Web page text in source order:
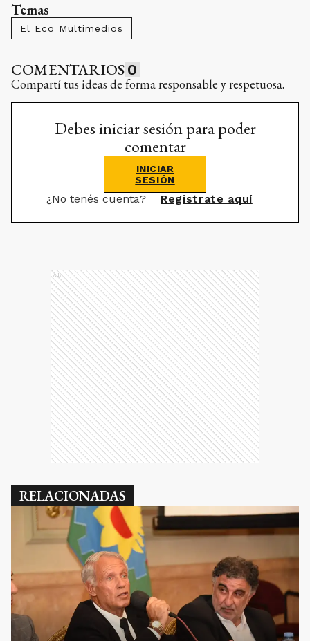
Temas
El Eco Multimedios
COMENTARIOS 0
Compartí tus ideas de forma responsable y respetuosa.
Debes iniciar sesión para poder
comentar
INICIAR
SESIÓN
¿No tenés cuenta? Registrate aquí
Ads
RELACIONADAS